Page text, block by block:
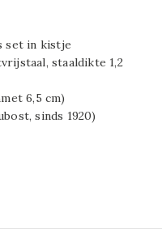
set in kistje
staaldikte 1,2
6,5 cm)
sinds 1920)